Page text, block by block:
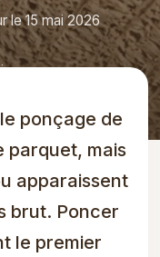
le 15 mai 2026
ponçage de
parquet, mais
apparaissent
brut. Poncer
le premier